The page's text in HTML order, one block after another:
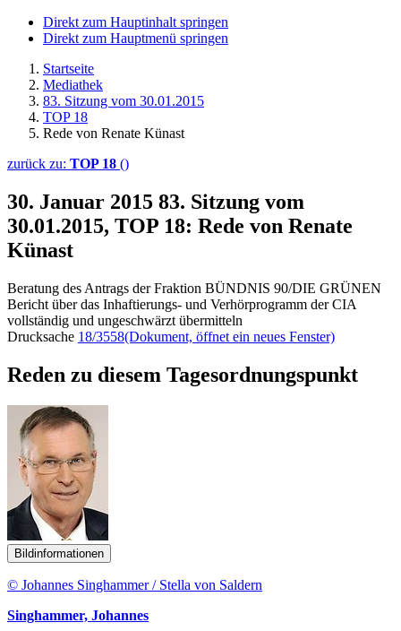
Direkt zum Hauptinhalt springen
Direkt zum Hauptmenü springen
Startseite
Mediathek
83. Sitzung vom 30.01.2015
TOP 18
Rede von Renate Künast
zurück zu: TOP 18 ()
30. Januar 2015 83. Sitzung vom
30.01.2015, TOP 18: Rede von Renate
Künast
Beratung des Antrags der Fraktion BÜNDNIS 90/DIE GRÜNEN
Bericht über das Inhaftierungs- und Verhörprogramm der CIA
vollständig und ungeschwärzt übermitteln
Drucksache 18/3558(Dokument, öffnet ein neues Fenster)
Reden zu diesem Tagesordnungspunkt
Bildinformationen
© Johannes Singhammer / Stella von Saldern
Singhammer, Johannes